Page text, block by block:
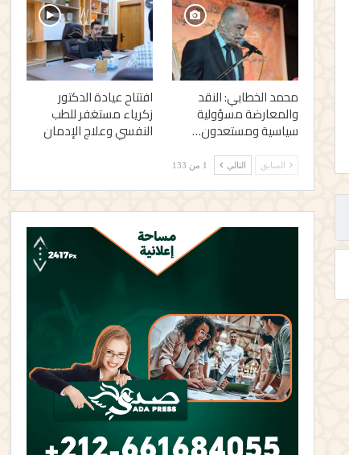
محمد الخطابي: النقد
والمعارضة مسؤولية
سياسية ومستعدون…
افتتاح عيادة الدكتور
زكرياء مستغفر للطب
النفسي وعلاج الإدمان
السابق التالي 1 من 133